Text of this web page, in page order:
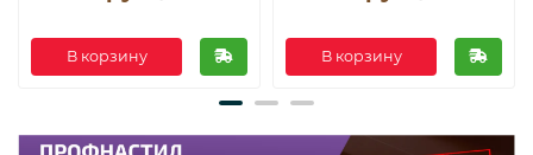
В корзину В корзину